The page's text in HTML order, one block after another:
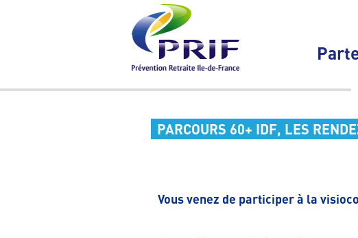
PARCOURS 60+ IDF, LES
Vous venez de participer à la